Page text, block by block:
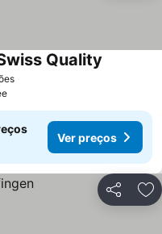
Quality
Ver preços
Partilhar